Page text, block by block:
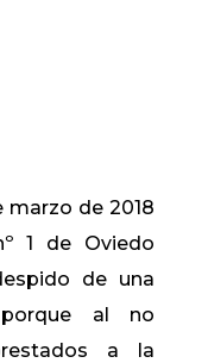
marzo de 2018
1 de Oviedo
de una
al no
a la